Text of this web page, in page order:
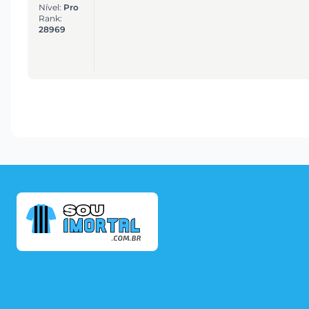
Nível: Pro
Rank:
28969